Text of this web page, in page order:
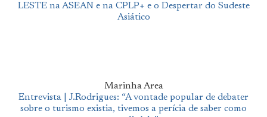
LESTE na ASEAN e na CPLP+ e o Despertar do Sudeste
Asiático
Marinha Area
Entrevista | J.Rodrigues: “A vontade popular de debater
sobre o turismo existia, tivemos a perícia de saber como